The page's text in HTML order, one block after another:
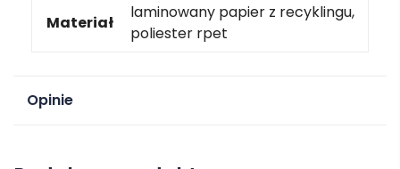
Materiał
laminowany papier z recyklingu,
poliester rpet
Opinie